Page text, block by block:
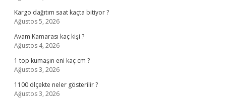
Kargo dağıtım saat kaçta bitiyor ?
Ağustos 5, 2026
Avam Kamarası kaç kişi ?
Ağustos 4, 2026
1 top kumaşın eni kaç cm ?
Ağustos 3, 2026
1100 ölçekte neler gösterilir ?
Ağustos 3, 2026